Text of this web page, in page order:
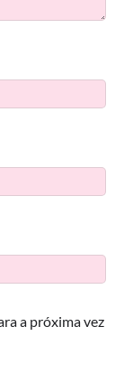
a próxima vez